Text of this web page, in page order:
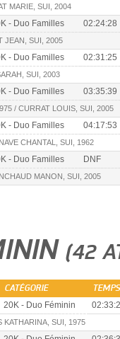
MARIE, SUI, 2004
- Duo Familles 02:24:28
JEAN, SUI, 2005
- Duo Familles 02:31:25
SUI, 2003
- Duo Familles 03:35:39
/ CURRAT LOUIS, SUI, 2005
- Duo Familles 04:17:53
CHANTAL, SUI, 1962
- Duo Familles DNF
MANON, SUI, 2005
(42
CATÉGORIE
20K - Duo Féminin
KATHARINA, SUI, 1975